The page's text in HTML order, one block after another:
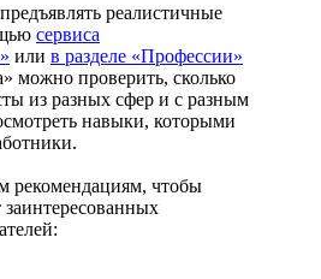
реалистичные
сервиса
или в разделе «Профессии»
можно проверить, сколько
из разных сфер и с разным
навыки, которыми
рекомендациям, чтобы